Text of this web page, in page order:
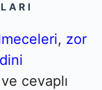
, zor
dini
cevaplı